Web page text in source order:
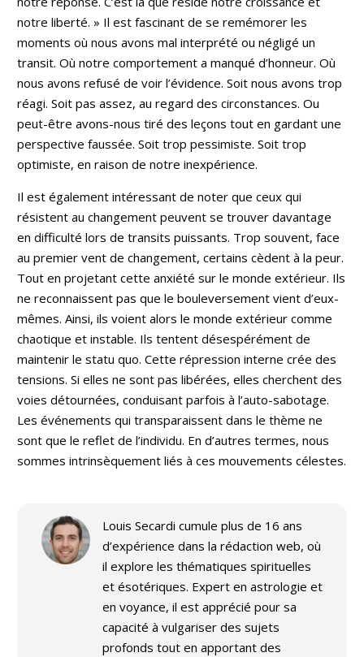
notre liberté. » Il est fascinant de se remémorer les
moments où nous avons mal interprété ou négligé un
transit. Où notre comportement a manqué d’honneur. Où
nous avons refusé de voir l’évidence. Soit nous avons trop
réagi. Soit pas assez, au regard des circonstances. Ou
peut-être avons-nous tiré des leçons tout en gardant une
perspective faussée. Soit trop pessimiste. Soit trop
optimiste, en raison de notre inexpérience.
Il est également intéressant de noter que ceux qui
résistent au changement peuvent se trouver davantage
en difficulté lors de transits puissants. Trop souvent, face
au premier vent de changement, certains cèdent à la peur.
Tout en projetant cette anxiété sur le monde extérieur. Ils
ne reconnaissent pas que le bouleversement vient d’eux-
mêmes. Ainsi, ils voient alors le monde extérieur comme
chaotique et instable. Ils tentent désespérément de
maintenir le statu quo. Cette répression interne crée des
tensions. Si elles ne sont pas libérées, elles cherchent des
voies détournées, conduisant parfois à l’auto-sabotage.
Les événements qui transparaissent dans le thème ne
sont que le reflet de l’individu. En d’autres termes, nous
sommes intrinsèquement liés à ces mouvements célestes.
Louis Secardi cumule plus de 16 ans
d’expérience dans la rédaction web, où
il explore les thématiques spirituelles
et ésotériques. Expert en astrologie et
en voyance, il est apprécié pour sa
capacité à vulgariser des sujets
profonds tout en apportant des